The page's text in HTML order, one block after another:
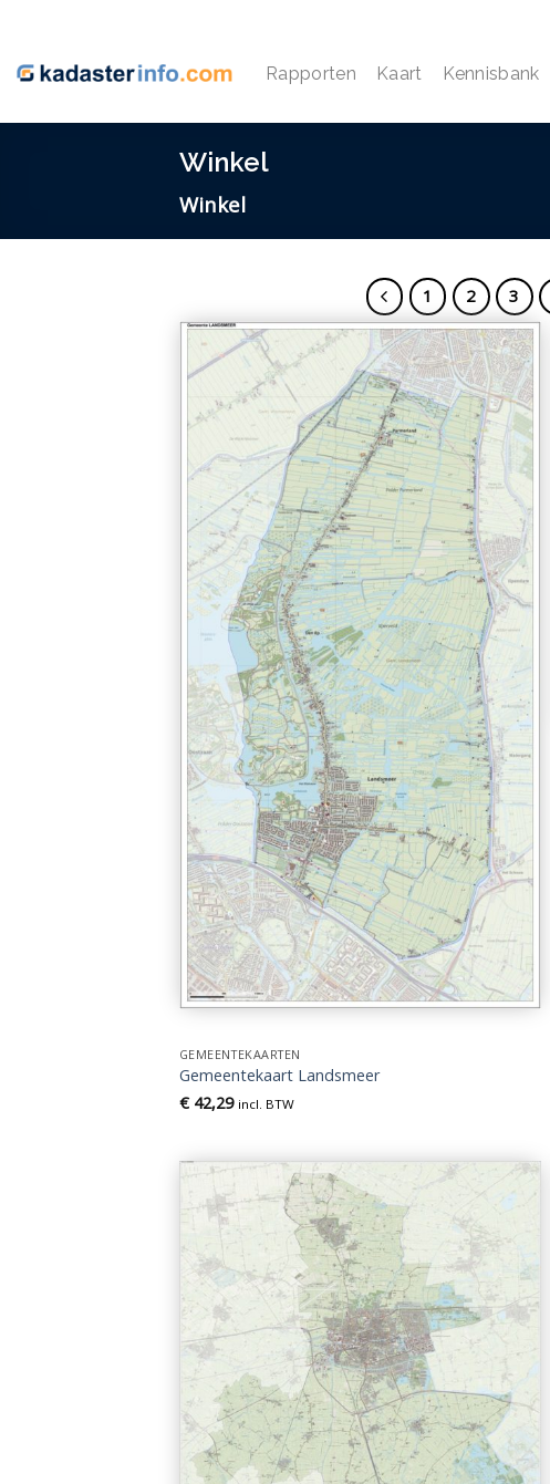
inhoud
Rapporten Kaart Kennisbank
Winkel
Winkel
1 2 3
GEMEENTEKAARTEN
Gemeentekaart Landsmeer
€42,29 incl. BTW